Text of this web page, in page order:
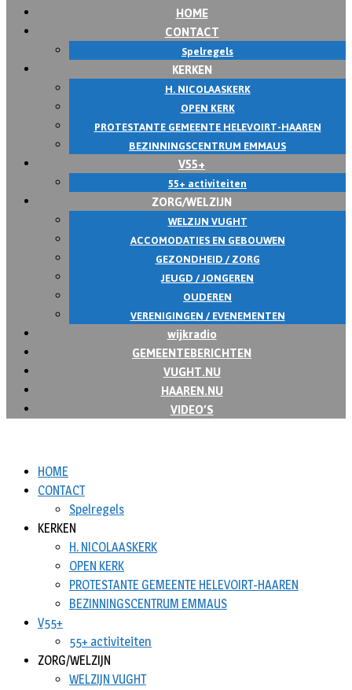
HOME
CONTACT
Spelregels
KERKEN
H. NICOLAASKERK
OPEN KERK
PROTESTANTE GEMEENTE HELEVOIRT-HAAREN
BEZINNINGSCENTRUM EMMAUS
V55+
55+ activiteiten
ZORG/WELZIJN
WELZIJN VUGHT
ACCOMODATIES EN GEBOUWEN
GEZONDHEID / ZORG
JEUGD / JONGEREN
OUDEREN
VERENIGINGEN / EVENEMENTEN
wijkradio
GEMEENTEBERICHTEN
VUGHT.NU
HAAREN.NU
VIDEO’S
HOME
CONTACT
Spelregels
KERKEN
H. NICOLAASKERK
OPEN KERK
PROTESTANTE GEMEENTE HELEVOIRT-HAAREN
BEZINNINGSCENTRUM EMMAUS
V55+
55+ activiteiten
ZORG/WELZIJN
WELZIJN VUGHT